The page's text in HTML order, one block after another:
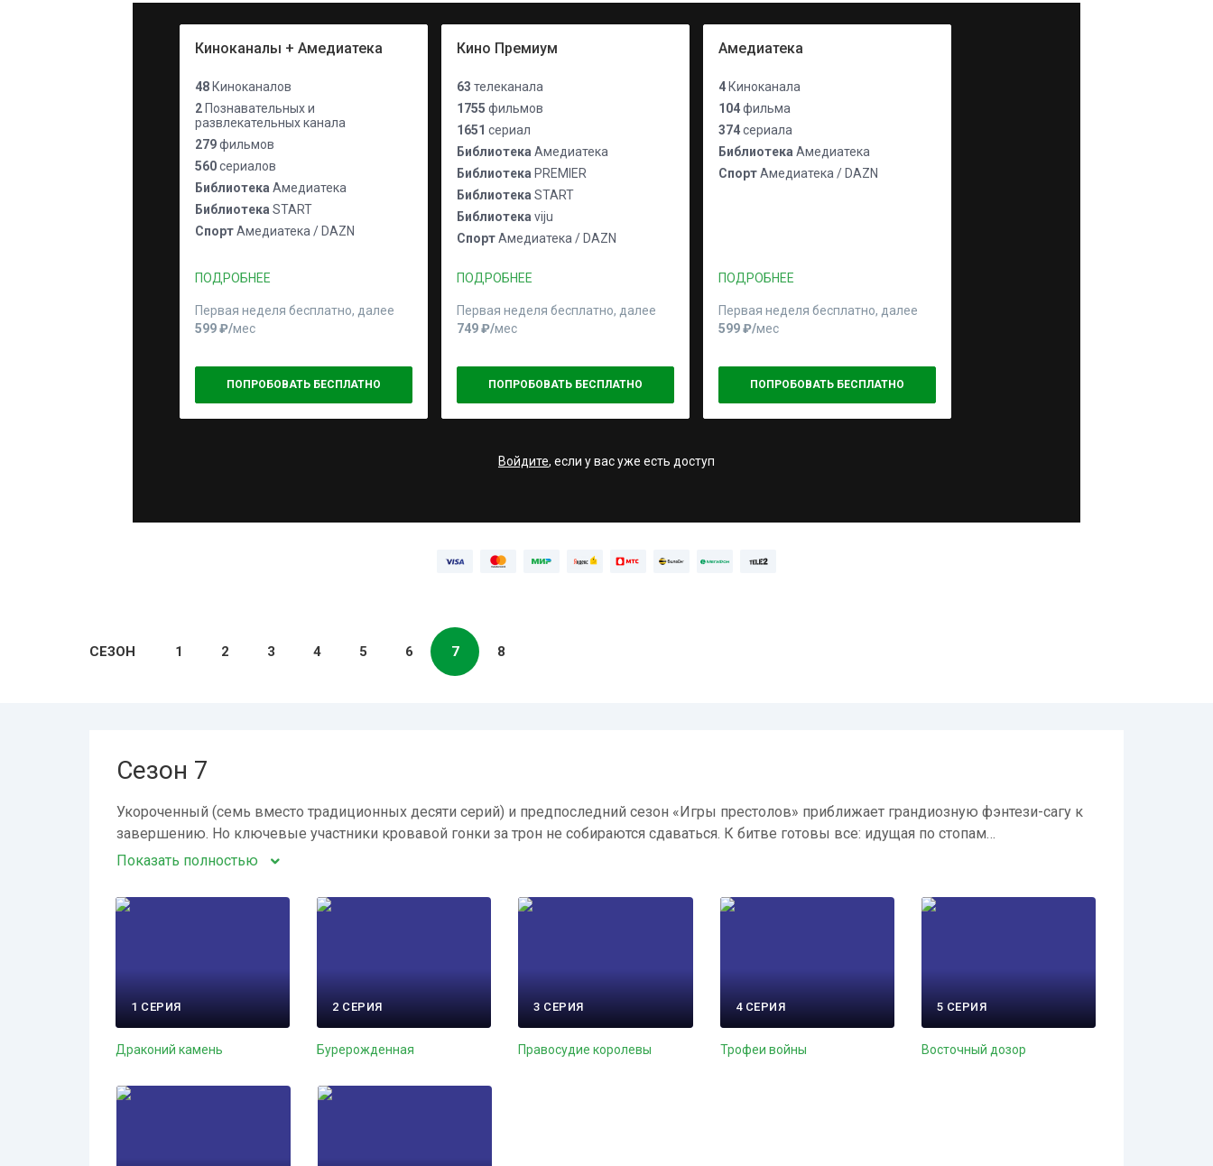
Киноканалы + Амедиатека
48 Киноканалов
2 Познавательных и
развлекательных канала
279фильмов
560сериалов
Библиотека Амедиатека
Библиотека START
СпортАмедиатека / DAZN
ПОДРОБНЕЕ
Первая неделя бесплатно, далее
599 ₽⁠/⁠мес
ПОПРОБОВАТЬ БЕСПЛАТНО
Кино Премиум
63 телеканала
1755 фильмов
1651 сериал
Библиотека Амедиатека
Библиотека PREMIER
Библиотека START
Библиотека viju
СпортАмедиатека / DAZN
ПОДРОБНЕЕ
Первая неделя бесплатно, далее
749 ₽⁠/⁠мес
ПОПРОБОВАТЬ БЕСПЛАТНО
Амедиатека
4 Киноканала
104фильма
374сериала
Библиотека Амедиатека
СпортАмедиатека / DAZN
ПОДРОБНЕЕ
Первая неделя бесплатно, далее
599 ₽⁠/⁠мес
ПОПРОБОВАТЬ БЕСПЛАТНО
Войдите, если у вас уже есть доступ
СЕЗОН 1 2 3 4 5 6 7 8
Сезон 7
Укороченный (семь вместо традиционных десяти серий) и предпоследний сезон «Игры престолов» приближает грандиозную фэнтези-сагу к
завершению. Но ключевые участники кровавой гонки за трон не собираются сдаваться. К битве готовы все: идущая по стопам…
Показать полностью
1 СЕРИЯ
Драконий камень
2 СЕРИЯ
Бурерожденная
3 СЕРИЯ
Правосудие королевы
4 СЕРИЯ
Трофеи войны
5 СЕРИЯ
Восточный дозор